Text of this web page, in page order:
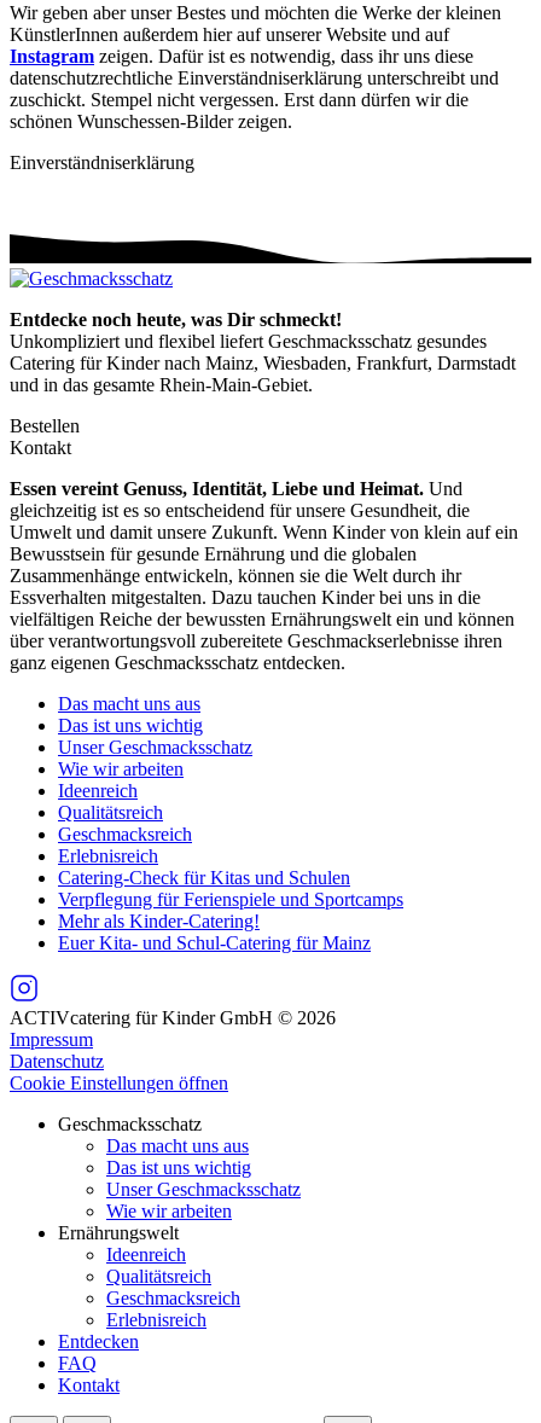
Wir geben aber unser Bestes und möchten die Werke der kleinen
KünstlerInnen außerdem hier auf unserer Website und auf
Instagram zeigen. Dafür ist es notwendig, dass ihr uns diese
datenschutzrechtliche Einverständniserklärung unterschreibt und
zuschickt. Stempel nicht vergessen. Erst dann dürfen wir die
schönen Wunschessen-Bilder zeigen.
Einverständniserklärung
Entdecke noch heute, was Dir schmeckt!
Unkompliziert und flexibel liefert Geschmacksschatz gesundes
Catering für Kinder nach Mainz, Wiesbaden, Frankfurt, Darmstadt
und in das gesamte Rhein-Main-Gebiet.
Bestellen
Kontakt
Essen vereint Genuss, Identität, Liebe und Heimat. Und
gleichzeitig ist es so entscheidend für unsere Gesundheit, die
Umwelt und damit unsere Zukunft. Wenn Kinder von klein auf ein
Bewusstsein für gesunde Ernährung und die globalen
Zusammenhänge entwickeln, können sie die Welt durch ihr
Essverhalten mitgestalten. Dazu tauchen Kinder bei uns in die
vielfältigen Reiche der bewussten Ernährungswelt ein und können
über verantwortungsvoll zubereitete Geschmackserlebnisse ihren
ganz eigenen Geschmacksschatz entdecken.
Das macht uns aus
Das ist uns wichtig
Unser Geschmacksschatz
Wie wir arbeiten
Ideenreich
Qualitätsreich
Geschmacksreich
Erlebnisreich
Catering-Check für Kitas und Schulen
Verpflegung für Ferienspiele und Sportcamps
Mehr als Kinder-Catering!
Euer Kita- und Schul-Catering für Mainz
ACTIVcatering für Kinder GmbH © 2026
Impressum
Datenschutz
Cookie Einstellungen öffnen
Geschmacksschatz
Das macht uns aus
Das ist uns wichtig
Unser Geschmacksschatz
Wie wir arbeiten
Ernährungswelt
Ideenreich
Qualitätsreich
Geschmacksreich
Erlebnisreich
Entdecken
FAQ
Kontakt